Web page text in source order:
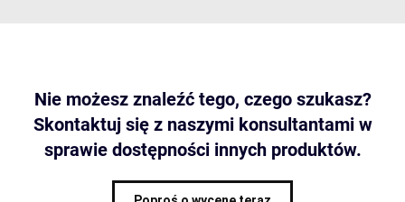
Nie możesz znaleźć tego, czego szukasz?
Skontaktuj się z naszymi konsultantami w
sprawie dostępności innych produktów.